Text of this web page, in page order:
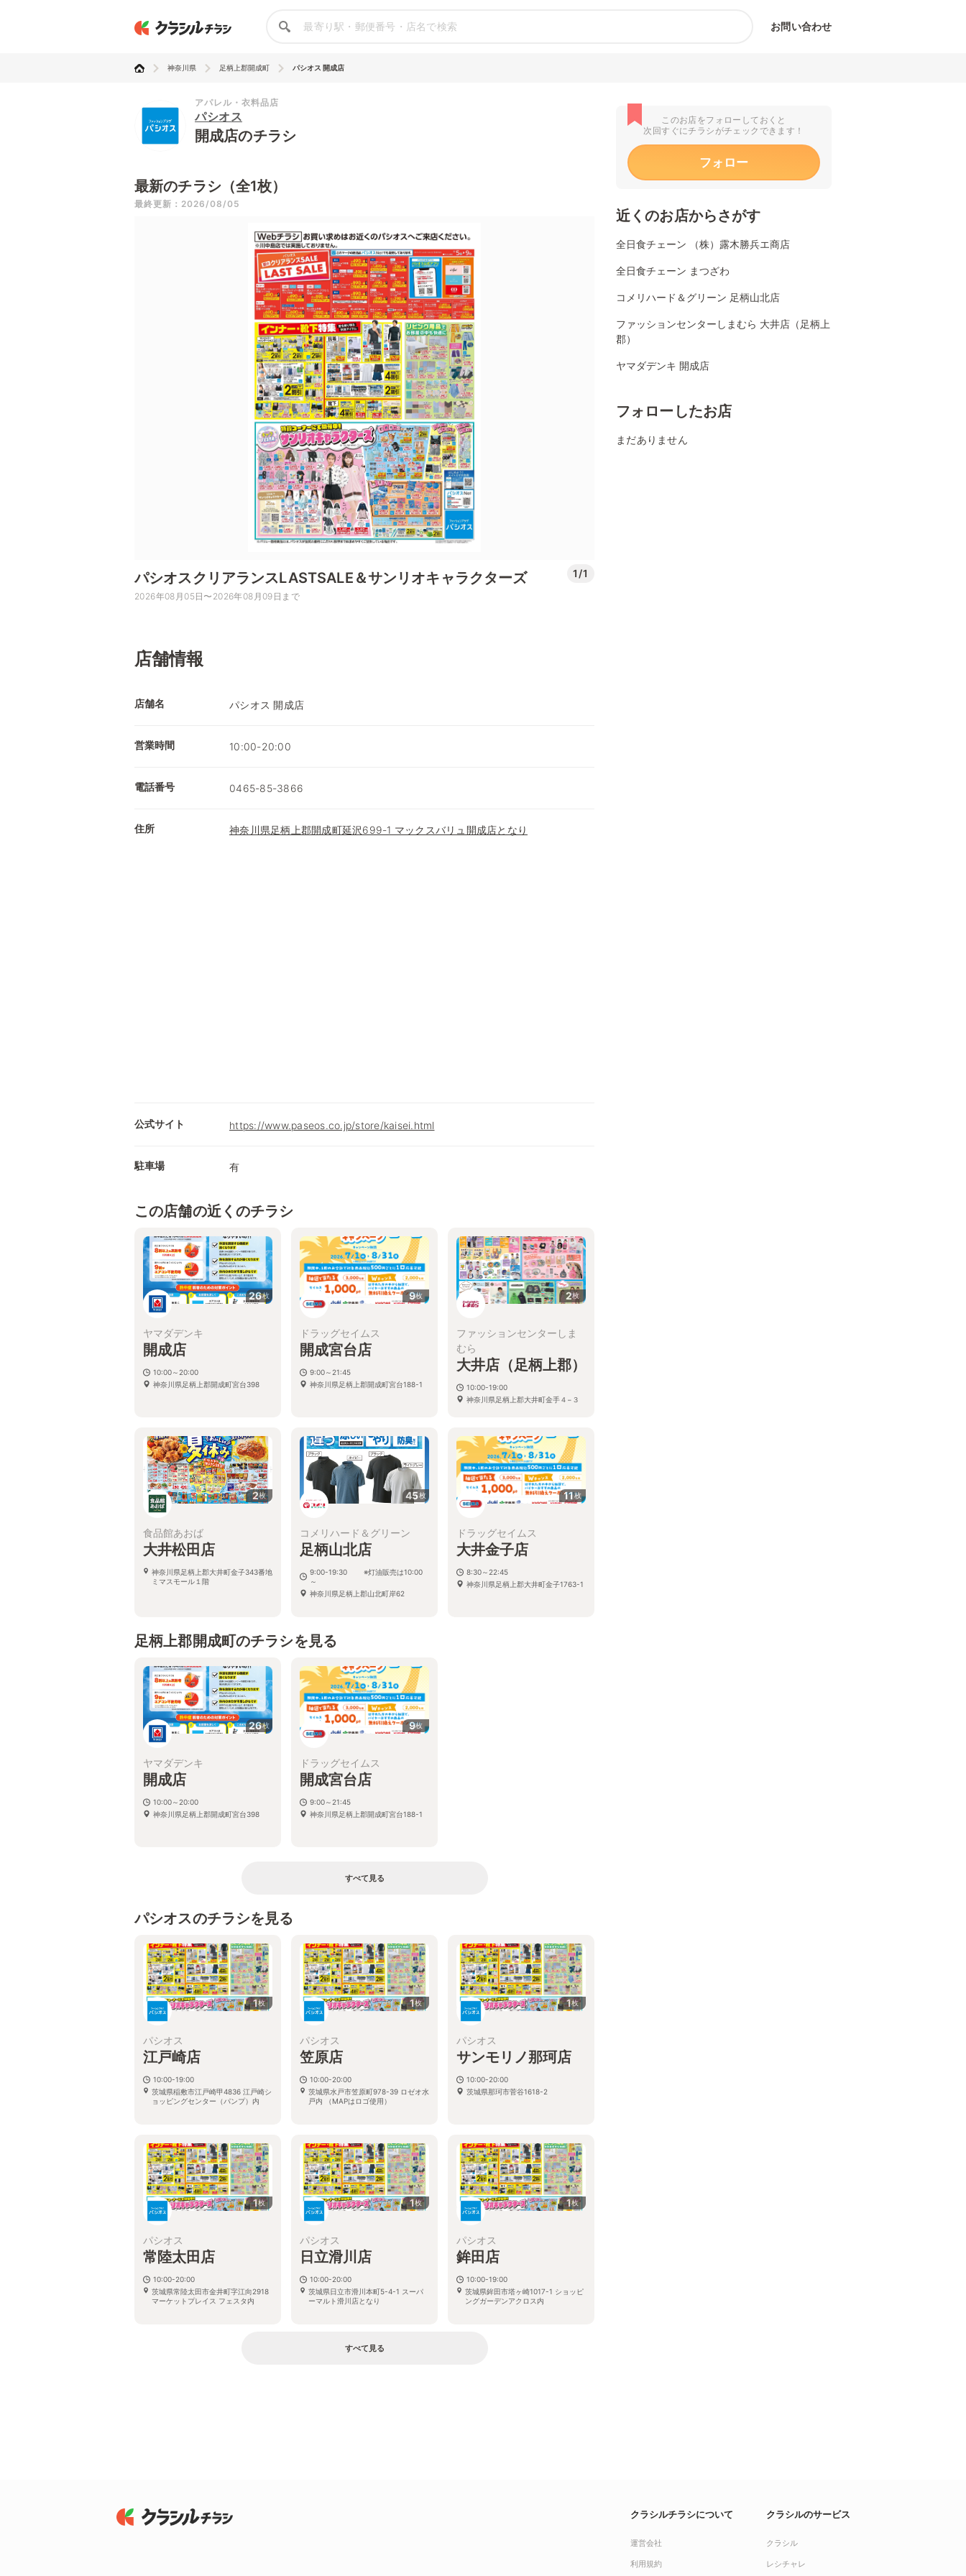
お問い合わせ
神奈川県 足柄上郡開成町 パシオス 開成店
アパレル・衣料品店
パシオス
開成店のチラシ
最新のチラシ（全1枚）
最終更新：2026/08/05
パシオスクリアランスLASTSALE＆サンリオキャラクターズ 1/1
2026年08月05日〜2026年08月09日まで
店舗情報
店舗名 パシオス 開成店
営業時間 10:00-20:00
電話番号 0465-85-3866
住所 神奈川県足柄上郡開成町延沢699-1 マックスバリュ開成店となり
公式サイト https://www.paseos.co.jp/store/kaisei.html
駐車場 有
この店舗の近くのチラシ
26枚
ヤマダデンキ
開成店
10:00～20:00
神奈川県足柄上郡開成町宮台398
9枚
ドラッグセイムス
開成宮台店
9:00～21:45
神奈川県足柄上郡開成町宮台188-1
2枚
ファッションセンターしま
むら
大井店（足柄上郡）
10:00-19:00
神奈川県足柄上郡大井町金手４−３
2枚
食品館あおば
大井松田店
神奈川県足柄上郡大井町金子343番地
ミマスモール１階
45枚
コメリハード＆グリーン
足柄山北店
9:00-19:30 ※灯油販売は10:00
～
神奈川県足柄上郡山北町岸62
11枚
ドラッグセイムス
大井金子店
8:30～22:45
神奈川県足柄上郡大井町金子1763-1
足柄上郡開成町のチラシを見る
26枚
ヤマダデンキ
開成店
10:00～20:00
神奈川県足柄上郡開成町宮台398
9枚
ドラッグセイムス
開成宮台店
9:00～21:45
神奈川県足柄上郡開成町宮台188-1
すべて見る
パシオスのチラシを見る
1枚
パシオス
江戸崎店
10:00-19:00
茨城県稲敷市江戸崎甲4836 江戸崎シ
ョッピングセンター（パンプ）内
1枚
パシオス
笠原店
10:00-20:00
茨城県水戸市笠原町978-39 ロゼオ水
戸内 （MAPはロゴ使用）
1枚
パシオス
サンモリノ那珂店
10:00-20:00
茨城県那珂市菅谷1618-2
1枚
パシオス
常陸太田店
10:00-20:00
茨城県常陸太田市金井町字江向2918
マーケットプレイス フェスタ内
1枚
パシオス
日立滑川店
10:00-20:00
茨城県日立市滑川本町5-4-1 スーパ
ーマルト滑川店となり
1枚
パシオス
鉾田店
10:00-19:00
茨城県鉾田市塔ヶ崎1017-1 ショッピ
ングガーデンアクロス内
すべて見る
このお店をフォローしておくと
次回すぐにチラシがチェックできます！
フォロー
近くのお店からさがす
全日食チェーン （株）露木勝兵エ商店
全日食チェーン まつざわ
コメリハード＆グリーン 足柄山北店
ファッションセンターしまむら 大井店（足柄上
郡）
ヤマダデンキ 開成店
フォローしたお店
まだありません
クラシルチラシについて
運営会社
利用規約
クラシルのサービス
クラシル
レシチャレ